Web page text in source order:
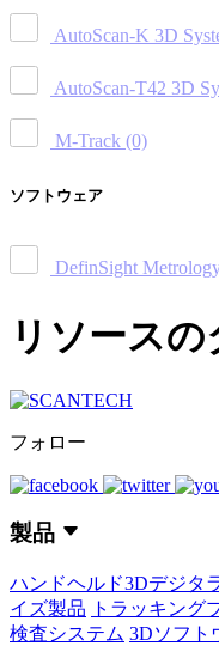
AutoScan-K 3D
AutoScan-T42 3D
M-Track (0)
ソフトウェア
DefinSight
リソース
フォロー
製品
ハンドヘルド3Dデジタ
イズ製品
トラッキング
検査システム 3Dソフト